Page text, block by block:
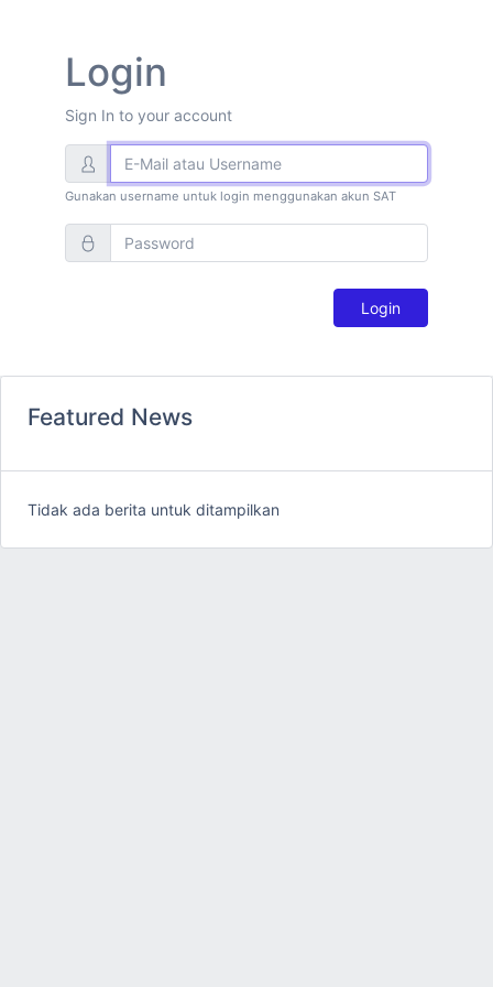
Login
Sign In to your account
Gunakan username untuk login menggunakan akun SAT
Login
Featured News
Tidak ada berita untuk ditampilkan